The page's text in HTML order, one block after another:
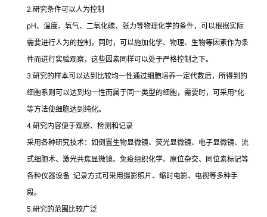
2.研究条件可以人为控制
pH、温度、氧气、二氧化碳、张力等物理化学的条件，可以根据实际
需要进行人为的控制，同时，可以施加化学、物理、生物等因素作为条
件而进行实验观察，这些因素同样可以处于严格控制之下。
3.研究的样本可以达到比较均一性通过细胞培养一定代数后，所得到的
细胞系则可以达到均一性而属于同一类型的细胞，需要时，可采用*化
等方法使细胞达到纯化。
4.研究内容便于观察、检测和记录
采用各种研究技术：如倒置生物显微镜、荧光显微镜、电子显微镜、流
式细胞术、激光共焦显微镜、免疫组织化学、原位杂交、同位素标记等
各种仪器设备 记录方式可采用摄影照片、缩时电影、电视等多种手
段。
5.研究的范围比较广泛